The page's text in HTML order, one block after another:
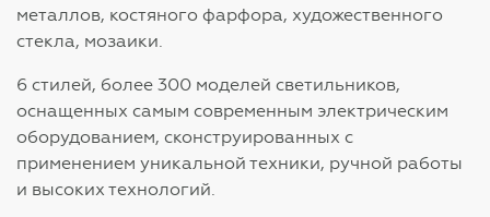
металлов, костяного фарфора, художественного
стекла, мозаики.
6 стилей, более 300 моделей светильников,
оснащенных самым современным электрическим
оборудованием, сконструированных с
применением уникальной техники, ручной работы
и высоких технологий.